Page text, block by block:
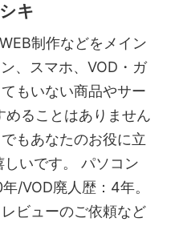
キ
制作などをメイン
、スマホ、VOD・ガ
もいない商品やサー
めることはありません
もあなたのお役に立
いです。 パソコン
/VOD廃人歴：4年。
ビューのご依頼など